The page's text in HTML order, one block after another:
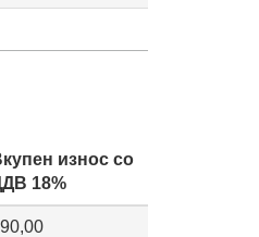
износ со
18%